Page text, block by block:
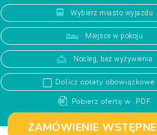
Wybierz miasto wyjazdu
Miejsce w pokoju
Nocleg, bez wyżywienia
Dolicz opłaty obowiązkowe
Pobierz ofertę w .PDF
ZAMÓWIENIE WSTĘPNE